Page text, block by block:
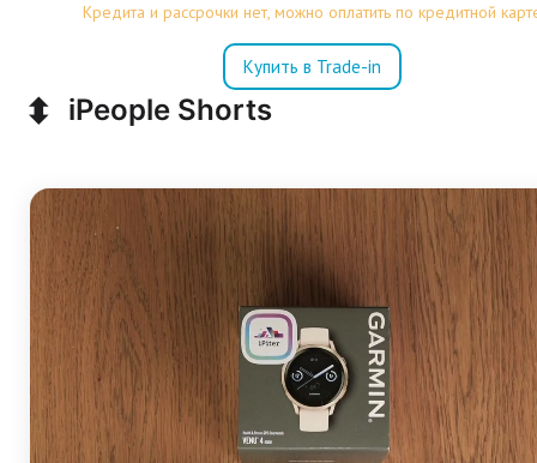
Кредита и рассрочки нет, можно оплатить по кредитной
Купить в Trade-in
⬍ iPeople Shorts